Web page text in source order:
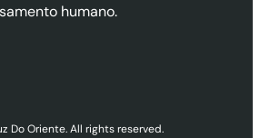
humano.
Do Oriente. All rights reserved.